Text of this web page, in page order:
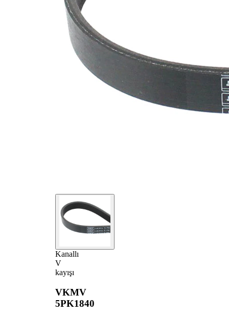
Kanallı
V
kayışı
VKMV
5PK1840
SVHC
Kayış
malzemesi
EPDM
(Etilen
Propilen